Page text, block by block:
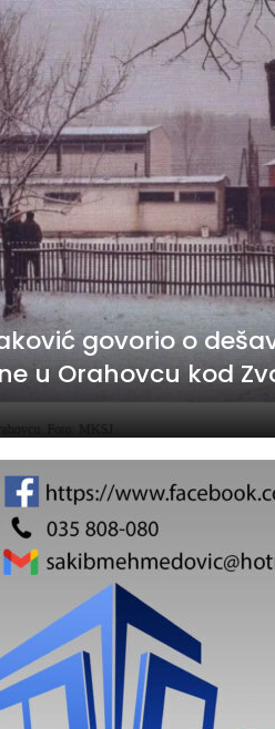
govorio o
u Orahovcu kod